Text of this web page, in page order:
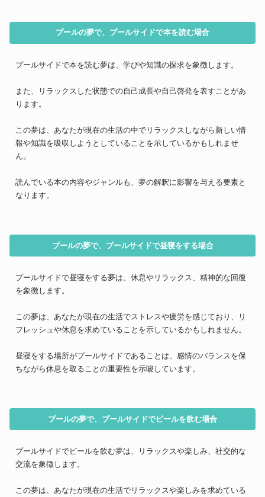
プールの夢で、プールサイドで本を読む場合
プールサイドで本を読む夢は、学びや知識の探求を象徴します。
また、リラックスした状態での自己成長や自己啓発を表すことがあ
ります。
この夢は、あなたが現在の生活の中でリラックスしながら新しい情
報や知識を吸収しようとしていることを示しているかもしれませ
ん。
読んでいる本の内容やジャンルも、夢の解釈に影響を与える要素と
なります。
プールの夢で、プールサイドで昼寝をする場合
プールサイドで昼寝をする夢は、休息やリラックス、精神的な回復
を象徴します。
この夢は、あなたが現在の生活でストレスや疲労を感じており、リ
フレッシュや休息を求めていることを示しているかもしれません。
昼寝をする場所がプールサイドであることは、感情のバランスを保
ちながら休息を取ることの重要性を示唆しています。
プールの夢で、プールサイドでビールを飲む場合
プールサイドでビールを飲む夢は、リラックスや楽しみ、社交的な
交流を象徴します。
この夢は、あなたが現在の生活でリラックスや楽しみを求めている